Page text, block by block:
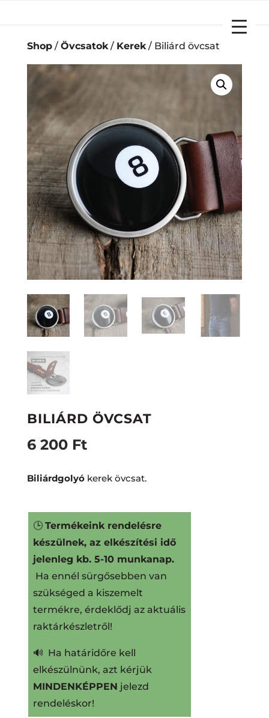
Shop/ Övcsatok/ Kerek/ Biliárd övcsat
BILIÁRD ÖVCSAT
6 200 Ft
Biliárdgolyókerek övcsat.
🕒 Termékeink rendelésre
készülnek, az elkészítési idő
jelenleg kb. 5-10 munkanap.
Ha ennél sürgősebben van
szükséged a kiszemelt
termékre, érdeklődj az aktuális
raktárkészletről!
🔊 Ha határidőre kell
elkészülnünk, azt kérjük
MINDENKÉPPEN jelezd
rendeléskor!
YOUR CART